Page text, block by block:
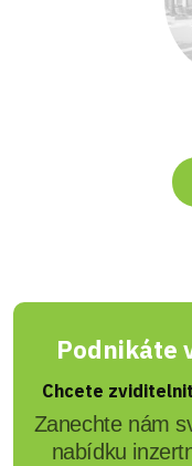
Podnikáte
Chcete
Zanechte nám
nabídku